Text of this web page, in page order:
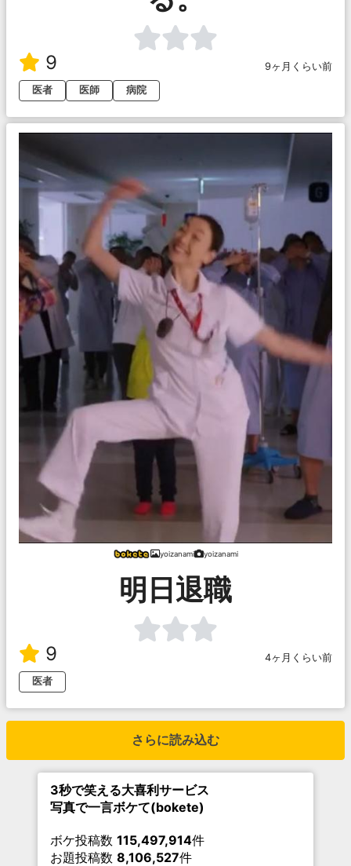
9
9ヶ月くらい前
医者
医師 病院
yoizanami yoizanami
明日退職
9
4ヶ月くらい前
医者
さらに読み込む
3秒で笑える大喜利サービス
写真で一言ボケて(bokete)
ボケ投稿数 115,497,914件
お題投稿数 8,106,527件